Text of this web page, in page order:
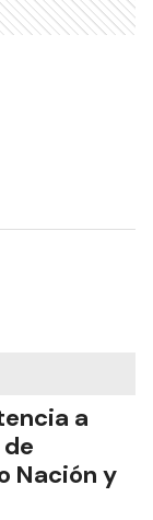
a
Nación y